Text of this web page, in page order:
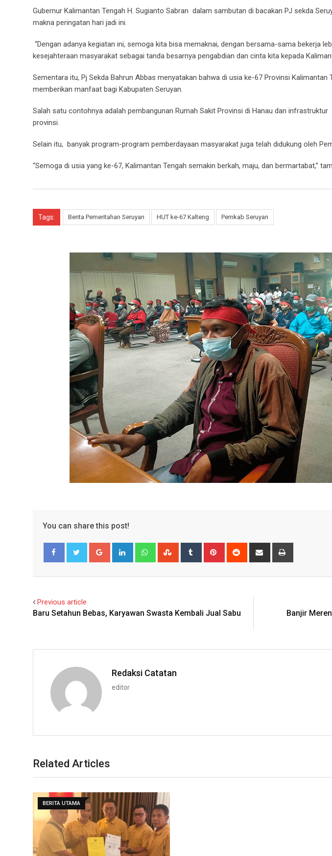
Gubernur Kalimantan Tengah H. Sugianto Sabran dalam sambutan di bacakan PJ sekda
makna peringatan hari jadi ini.
“Dengan adanya kegiatan ini, semoga kita bisa memaknai, dengan bersama-sama bekerja
kesejahteraan masyarakat sebagai tanda besarnya pengabdian dan cinta kita kepada
Sementara itu, Pj Sekda Bahrun Abbas menyatakan bahwa di usia ke-67 Provinsi Kalimantan
memberikan manfaat bagi Kabupaten Seruyan.
Salah satu contohnya adalah pembangunan Rumah Sakit Provinsi di Hanau dan
provinsi.
Selain itu, banyak program-program pemberdayaan masyarakat juga telah didukung oleh
“Semoga di usia yang ke-67, Kalimantan Tengah semakin berkah, maju, dan bermartabat,”
Tags: Berita Pemeritahan Seruyan HUT ke-67 Kalteng Pemkab Seruyan
You can share this post!
Google+ LinkedIn WhatsappStumbleUpon
Tumblr Pinterest Reddit
Share
Previous article
Baru Setahun Bebas, Karyawan Swasta Kembali Jual Sabu
Banjir
Redaksi Catatan
editor
Related Articles
BERITA UTAMA